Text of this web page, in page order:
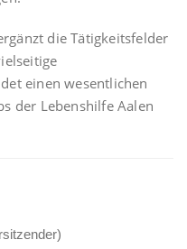
die Tätigkeitsfelder
einen wesentlichen
der Lebenshilfe Aalen